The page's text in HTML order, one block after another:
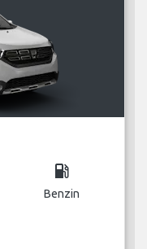
local_gas_station
Benzin